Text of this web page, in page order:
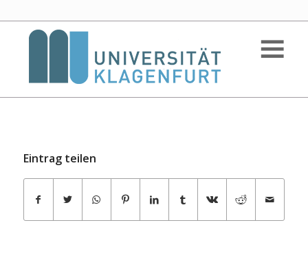
Eintrag teilen